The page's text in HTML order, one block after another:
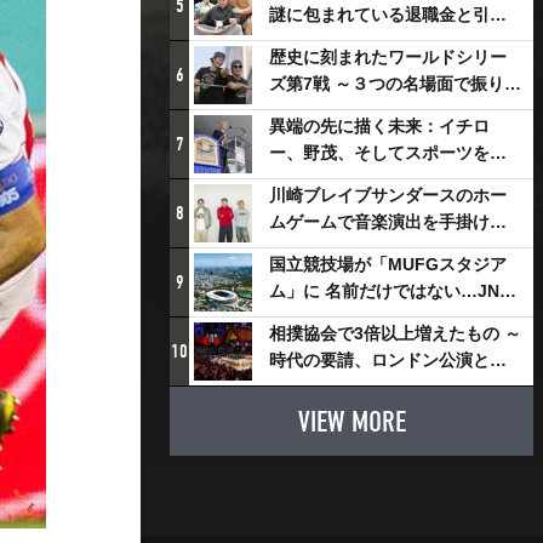
5
謎に包まれている退職金と引退
相撲興行
6
歴史に刻まれたワールドシリー
ズ第7戦 ～３つの名場面で振り返
る～
7
異端の先に描く未来：イチロ
ー、野茂、そしてスポーツを支
える科学界の挑戦
8
川崎ブレイブサンダースのホー
ムゲームで音楽演出を手掛ける
スチャダラパーが川崎新！アリ
ーナシティ・プロジェクトを語
る 「楽しみでしかないでしょ。
川崎は、ずっと成長曲線だか
ら」
9
国立競技場が「MUFGスタジア
ム」に 名前だけではない…JNSE
とMUFGが“共創”し描く地域活
性化・社会価値創造の近未来図
とは
10
相撲協会で3倍以上増えたもの ～
時代の要請、ロンドン公演と古
式大相撲
VIEW MORE